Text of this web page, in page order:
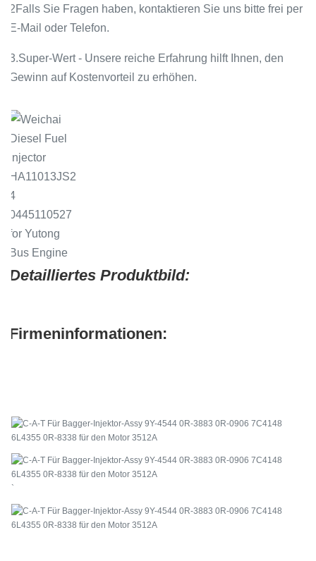
2Falls Sie Fragen haben, kontaktieren Sie uns bitte frei per
E-Mail oder Telefon.
3.Super-Wert - Unsere reiche Erfahrung hilft Ihnen, den
Gewinn auf Kostenvorteil zu erhöhen.
Detailliertes Produktbild:
Firmeninformationen:
`